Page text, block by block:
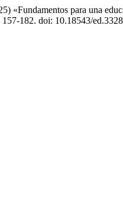
«Fundamentos para una
182. doi: 10.18543/